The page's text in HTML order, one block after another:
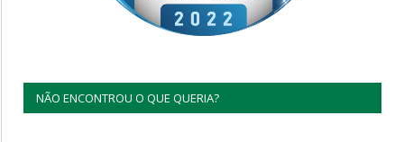
NÃO ENCONTROU O QUE QUERIA?